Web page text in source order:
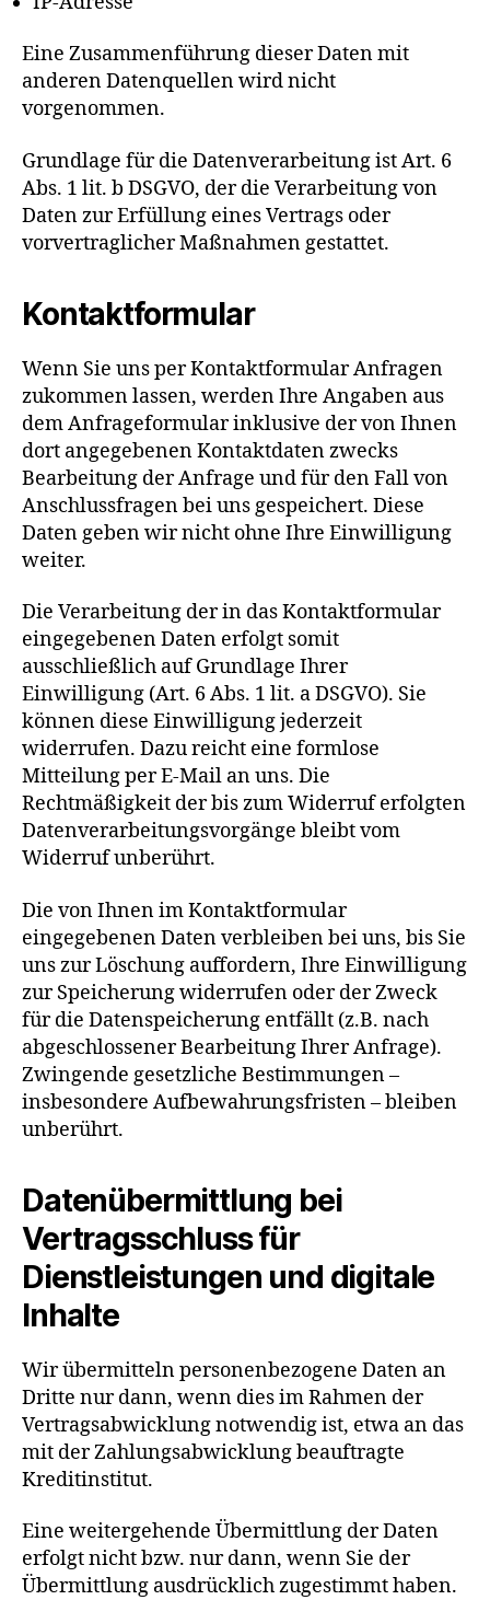
Eine Zusammenführung dieser Daten mit
anderen Datenquellen wird nicht
vorgenommen.
Grundlage für die Datenverarbeitung ist Art. 6
Abs. 1 lit. b DSGVO, der die Verarbeitung von
Daten zur Erfüllung eines Vertrags oder
vorvertraglicher Maßnahmen gestattet.
Kontaktformular
Wenn Sie uns per Kontaktformular Anfragen
zukommen lassen, werden Ihre Angaben aus
dem Anfrageformular inklusive der von Ihnen
dort angegebenen Kontaktdaten zwecks
Bearbeitung der Anfrage und für den Fall von
Anschlussfragen bei uns gespeichert. Diese
Daten geben wir nicht ohne Ihre Einwilligung
weiter.
Die Verarbeitung der in das Kontaktformular
eingegebenen Daten erfolgt somit
ausschließlich auf Grundlage Ihrer
Einwilligung (Art. 6 Abs. 1 lit. a DSGVO). Sie
können diese Einwilligung jederzeit
widerrufen. Dazu reicht eine formlose
Mitteilung per E-Mail an uns. Die
Rechtmäßigkeit der bis zum Widerruf erfolgten
Datenverarbeitungsvorgänge bleibt vom
Widerruf unberührt.
Die von Ihnen im Kontaktformular
eingegebenen Daten verbleiben bei uns, bis Sie
uns zur Löschung auffordern, Ihre Einwilligung
zur Speicherung widerrufen oder der Zweck
für die Datenspeicherung entfällt (z.B. nach
abgeschlossener Bearbeitung Ihrer Anfrage).
Zwingende gesetzliche Bestimmungen –
insbesondere Aufbewahrungsfristen – bleiben
unberührt.
Datenübermittlung bei
Vertragsschluss für
Dienstleistungen und digitale
Inhalte
Wir übermitteln personenbezogene Daten an
Dritte nur dann, wenn dies im Rahmen der
Vertragsabwicklung notwendig ist, etwa an das
mit der Zahlungsabwicklung beauftragte
Kreditinstitut.
Eine weitergehende Übermittlung der Daten
erfolgt nicht bzw. nur dann, wenn Sie der
Übermittlung ausdrücklich zugestimmt haben.